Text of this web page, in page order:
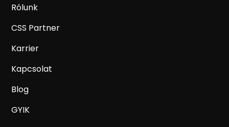
Rólunk
CSS Partner
Karrier
Kapcsolat
Blog
GYIK